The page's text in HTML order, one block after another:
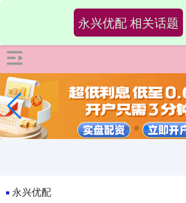
永兴优配
永兴优配 相关话题